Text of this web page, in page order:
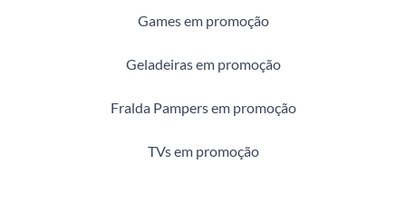
Games em promoção
Geladeiras em promoção
Fralda Pampers em promoção
TVs em promoção